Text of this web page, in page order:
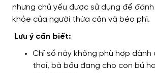
nhưng chủ yếu được sử dụng để
khỏe của người thừa cân và béo phì.
Lưu ý cần biết:
Chỉ số này không phù hợp dành
thai, bà bầu đang cho con bú